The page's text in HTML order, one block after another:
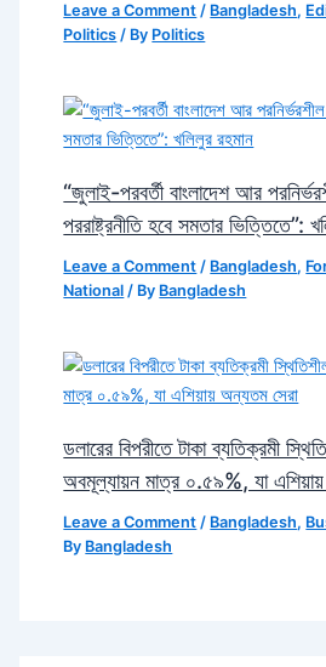
Leave a Comment / Bangladesh,
Politics / By Politics
“জুলাই-পরবর্তী বাংলাদেশ আর
পররাষ্ট্রনীতি হবে সমতার ভিত্তিতে”:
Leave a Comment / Bangladesh,
National / By Bangladesh
ডলারের বিপরীতে টাকা ব্যতিক্রমী
অবমূল্যায়ন মাত্র ০.৫৯%, যা
Leave a Comment / Bangladesh,
By Bangladesh